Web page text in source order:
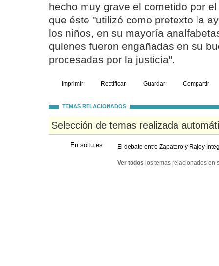
hecho muy grave el cometido por
que éste "utilizó como pretexto la
los niños, en su mayoría
quienes fueron engañadas en su
procesadas por la justicia".
Imprimir Rectificar Guardar Compartir
TEMAS RELACIONADOS
Selección de temas realizada
En soitu.es El debate entre Zapatero y Rajoy
Ver todos los temas relacionados en